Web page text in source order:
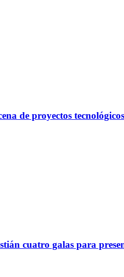
de proyectos
cuatro galas para